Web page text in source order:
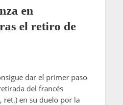
en
el retiro de
dar el primer paso
del francés
ret.) en su duelo por la